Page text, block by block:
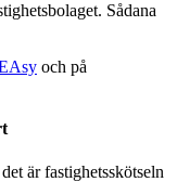
Sådana
och på
är fastighetsskötseln